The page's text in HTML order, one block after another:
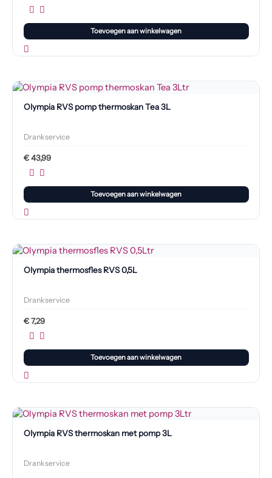
Toevoegen aan winkelwagen
Olympia RVS pomp thermoskan Tea 3L
Drankservice
€43,99
Toevoegen aan winkelwagen
Olympia thermosfles RVS 0,5L
Drankservice
€7,29
Toevoegen aan winkelwagen
Olympia RVS thermoskan met pomp 3L
Drankservice